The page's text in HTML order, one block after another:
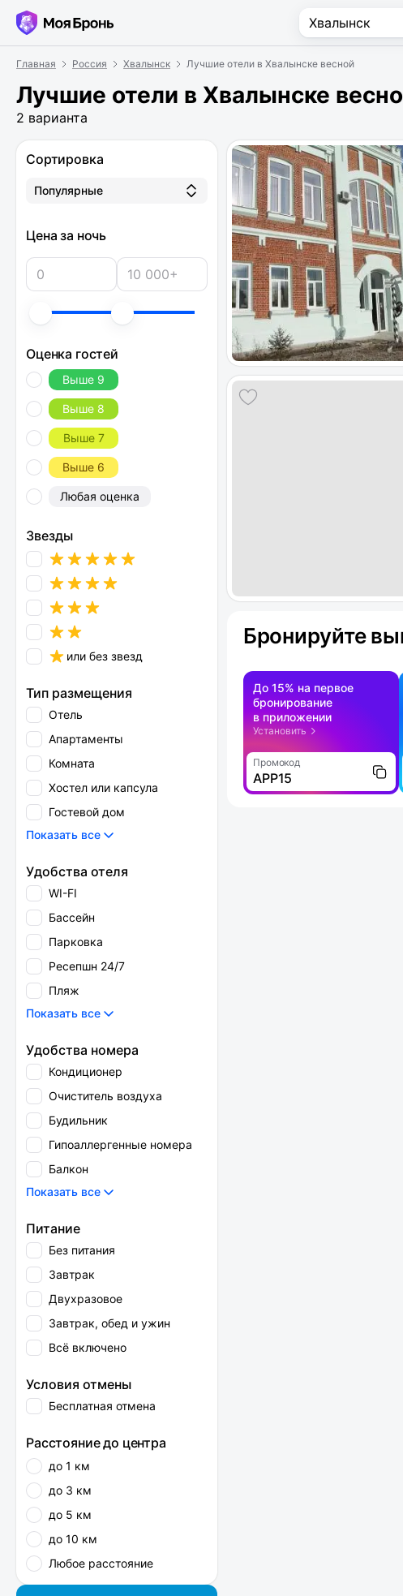
Главная Россия Хвалынск Лучшие отели в Хвалынске весной
Лучшие отели в Хвалынске
2 варианта
Сортировка
Популярные
Цена за ночь
Оценка гостей
Выше 9
Выше 8
Выше 7
Выше 6
Любая оценка
Звезды
или без звезд
Тип размещения
Отель
Апартаменты
Комната
Хостел или капсула
Гостевой дом
Показать все
Удобства отеля
WI-FI
Бассейн
Парковка
Ресепшн 24/7
Пляж
Показать все
Удобства номера
Кондиционер
Очиститель воздуха
Будильник
Гипоаллергенные номера
Балкон
Показать все
Питание
Без питания
Завтрак
Двухразовое
Завтрак, обед и ужин
Всё включено
Условия отмены
Бесплатная отмена
Расстояние до центра
до 1 км
до 3 км
до 5 км
до 10 км
Любое расстояние
Бронируйте
До 15% на первое
бронирование
в приложении
Установить
Промокод
APP15